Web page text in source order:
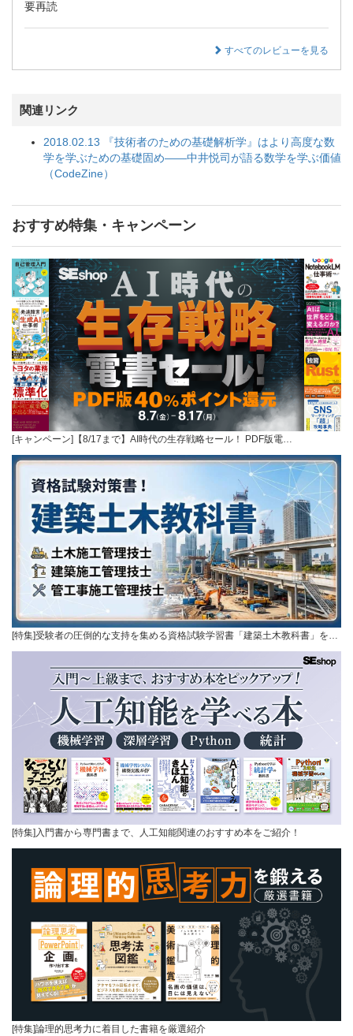
要再読
すべてのレビューを見る
関連リンク
2018.02.13 『技術者のための基礎解析学』はより高度な数
学を学ぶための基礎固め――中井悦司が語る数学を学ぶ価値
（CodeZine）
おすすめ特集・キャンペーン
[キャンペーン]【8/17まで】AI時代の生存戦略セール！ PDF版電…
[特集]受験者の圧倒的な支持を集める資格試験学習書「建築土木教科書」を…
[特集]入門書から専門書まで、人工知能関連のおすすめ本をご紹介！
[特集]論理的思考力に着目した書籍を厳選紹介